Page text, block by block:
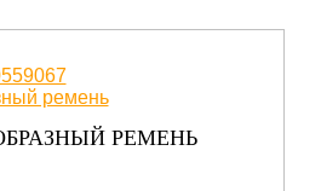
РЕМЕНЬ